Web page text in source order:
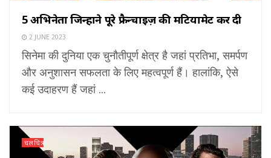
5 अभिनेता जिन्होंने पूरे फ्रैन्चाइज़ की मटियामेट कर दी
2 JUNE 2023
सिनेमा की दुनिया एक चुनौतीपूर्ण क्षेत्र है जहां प्रतिभा, समर्पण
और अनुशासन सफलता के लिए महत्वपूर्ण हैं। हालांकि, ऐसे
कई उदाहरण हैं जहां ...
चलचित्र